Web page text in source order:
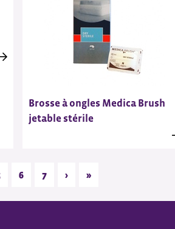
Brosse à ongles Medica Brush
jetable stérile
6 7 › »